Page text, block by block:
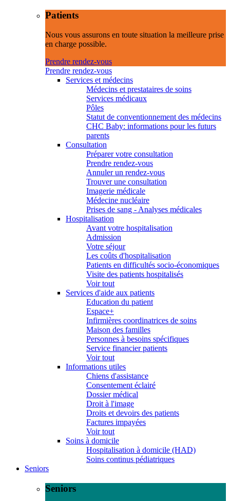
Patients
Nous vous assurons en toute situation la meilleure prise
en charge possible.
Prendre rendez-vous
Prendre rendez-vous
Services et médecins
Médecins et prestataires de soins
Services médicaux
Pôles
Statut de conventionnement des médecins
CHC Baby: informations pour les futurs
parents
Consultation
Préparer votre consultation
Prendre rendez-vous
Annuler un rendez-vous
Trouver une consultation
Imagerie médicale
Médecine nucléaire
Prises de sang - Analyses médicales
Hospitalisation
Avant votre hospitalisation
Admission
Votre séjour
Les coûts d'hospitalisation
Patients en difficultés socio-économiques
Visite des patients hospitalisés
Voir tout
Services d'aide aux patients
Education du patient
Espace+
Infirmières coordinatrices de soins
Maison des familles
Personnes à besoins spécifiques
Service financier patients
Voir tout
Informations utiles
Chiens d'assistance
Consentement éclairé
Dossier médical
Droit à l'image
Droits et devoirs des patients
Factures impayées
Voir tout
Soins à domicile
Hospitalisation à domicile (HAD)
Soins continus pédiatriques
Seniors
Seniors